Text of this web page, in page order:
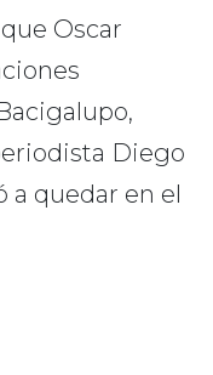
Oscar
Diego
a quedar en el